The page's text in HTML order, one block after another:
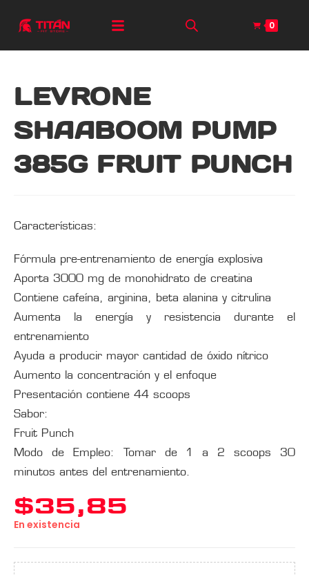
0
LEVRONE
SHAABOOM PUMP
385G FRUIT PUNCH
Características:
Fórmula pre-entrenamiento de energía explosiva
Aporta 3000 mg de monohidrato de creatina
Contiene cafeína, arginina, beta alanina y citrulina
Aumenta la energía y resistencia durante el
entrenamiento
Ayuda a producir mayor cantidad de óxido nítrico
Aumento la concentración y el enfoque
Presentación contiene 44 scoops
Sabor:
Fruit Punch
Modo de Empleo: Tomar de 1 a 2 scoops 30
minutos antes del entrenamiento.
$35,85
En existencia